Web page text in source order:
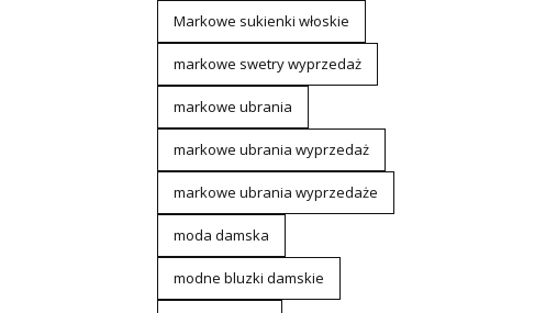
Markowe sukienki włoskie
markowe swetry wyprzedaż
markowe ubrania
markowe ubrania wyprzedaż
markowe ubrania wyprzedaże
moda damska
modne bluzki damskie